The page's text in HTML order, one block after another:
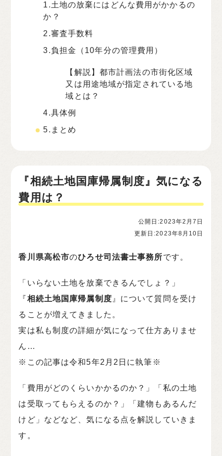
『相続土地国庫帰属制度』気になる
費用は？
公開日:2023年2月7日
更新日:2023年8月10日
香川県高松市のひろせ司法書士事務所です。
「いらない土地を放棄できるんでしょ？」
『相続土地国庫帰属制度 』について質問を受け
ることが増えてきました。
実は私も制度の詳細が気になって仕方ありませ
ん…
※この記事は令和5年2月2日に執筆※
「費用がどのくらいかかるのか？」「私の土地
は受取ってもらえるのか？」「建物もあるんだ
けど」などなど、気になる点を解説していきま
す。
1.土地の放棄にはどんな費用がかかるの
か？
2.審査手数料
3.負担金（10年分の管理費用）
【解説】都市計画法の市街化区域
又は用途地域が指定されている地
域とは？
4.具体例
5.まとめ